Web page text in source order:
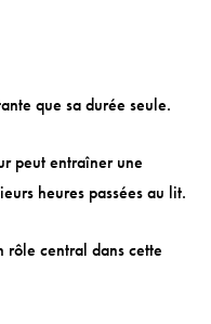
que sa durée seule.
peut entraîner une
heures passées au lit.
rôle central dans cette